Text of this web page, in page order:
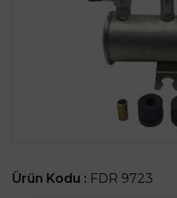
Ürün Kodu : FDR 9723